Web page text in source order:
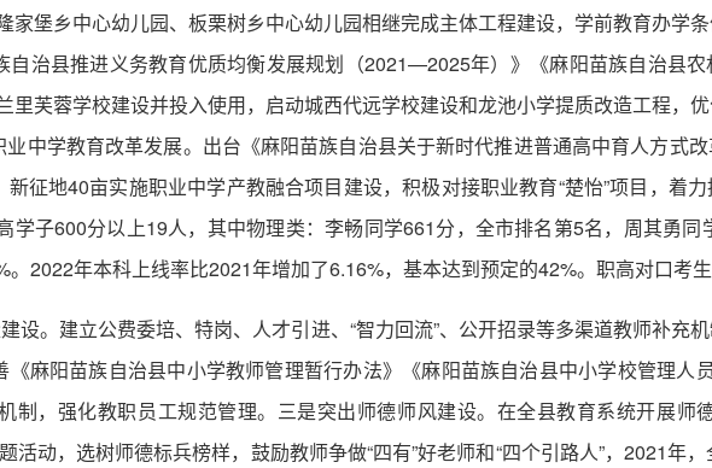
家堡乡中心幼儿园、板栗树乡中心幼儿园相继完成主体工程建设，学前教育办学
治县推进义务教育优质均衡发展规划（2021—2025年）》《麻阳苗族自治县
芙蓉学校建设并投入使用，启动城西代远学校建设和龙池小学提质改造工程，
中学教育改革发展。出台《麻阳苗族自治县关于新时代推进普通高中育人方式
征地40亩实施职业中学产教融合项目建设，积极对接职业教育“楚怡”项目，着力
子600分以上19人，其中物理类：李畅同学661分，全市排名第5名，周其勇同
2022年本科上线率比2021年增加了6.16%，基本达到预定的42%。职高对口考生
设。建立公费委培、特岗、人才引进、“智力回流”、公开招录等多渠道教师补充机
麻阳苗族自治县中小学教师管理暂行办法》《麻阳苗族自治县中小学校管理人
制，强化教职员工规范管理。三是突出师德师风建设。在全县教育系统开展师
活动，选树师德标兵榜样，鼓励教师争做“四有”好老师和“四个引路人”，2021年